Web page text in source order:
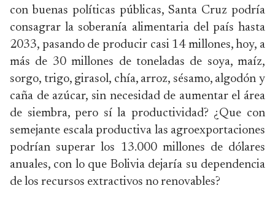
con buenas políticas públicas, Santa Cruz podría
consagrar la soberanía alimentaria del país hasta
2033, pasando de producir casi 14 millones, hoy, a
más de 30 millones de toneladas de soya, maíz,
sorgo, trigo, girasol, chía, arroz, sésamo, algodón y
caña de azúcar, sin necesidad de aumentar el área
de siembra, pero sí la productividad? ¿Que con
semejante escala productiva las agroexportaciones
podrían superar los 13.000 millones de dólares
anuales, con lo que Bolivia dejaría su dependencia
de los recursos extractivos no renovables?